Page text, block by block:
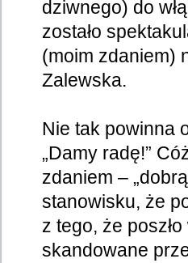
dziwnego) do
zostało
(moim zdaniem)
Zalewska.
Nie tak powinna
„Damy radę!”
zdaniem –
stanowisku, że
z tego, że
skandowane